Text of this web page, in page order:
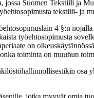
jossa Suomen Tekstiili ja
tekstiili- ja
4 §:n
työehtosopimusta
on
toiminta on muuhun
jotka myyvät omia